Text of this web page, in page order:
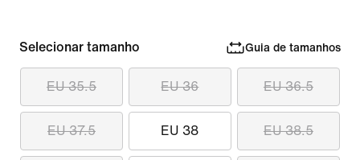
Selecionar tamanho Guia de tamanhos
EU 35.5 EU 36 EU 36.5
EU 37.5 EU 38 EU 38.5